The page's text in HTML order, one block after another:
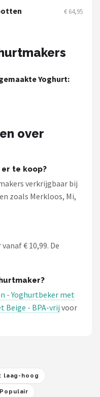
€ 64,95
Yoghurt:
over
te koop?
verkrijgbaar bij
zoals Merkloos, Mi,
€ 10,99. De
- Yoghurtbeker met
Beige - BPA-vrijvoor
laag-hoog
Populair